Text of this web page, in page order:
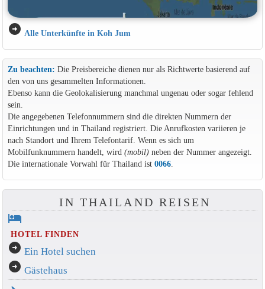
arrow_circle_right Alle Unterkünfte in Koh Jum
Zu beachten: Die Preisbereiche dienen nur als Richtwerte basierend auf
den von uns gesammelten Informationen.
Ebenso kann die Geolokalisierung manchmal ungenau oder sogar fehlend
sein.
Die angegebenen Telefonnummern sind die direkten Nummern der
Einrichtungen und in Thailand registriert. Die Anrufkosten variieren je
nach Standort und Ihrem Telefontarif. Wenn es sich um
Mobilfunknummern handelt, wird (mobil)neben der Nummer angezeigt.
Die internationale Vorwahl für Thailand ist 0066.
IN THAILAND REISEN
hotel
HOTEL FINDEN
arrow_circle_right Ein Hotel suchen
arrow_circle_right Gästehaus